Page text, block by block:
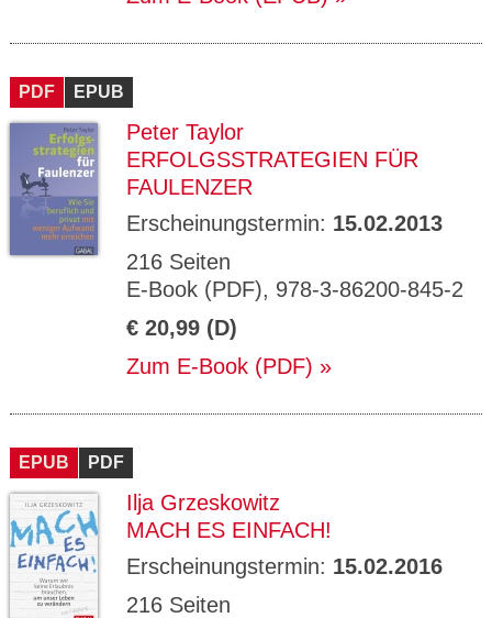
PDF EPUB
Peter Taylor
ERFOLGSSTRATEGIEN FÜR
FAULENZER
Erscheinungstermin: 15.02.2013
216 Seiten
E-Book (PDF), 978-3-86200-845-2
€ 20,99 (D)
Zum E-Book (PDF)
EPUB PDF
Ilja Grzeskowitz
MACH ES EINFACH!
Erscheinungstermin: 15.02.2016
216 Seiten